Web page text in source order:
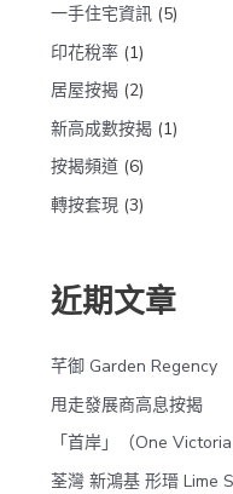
:一手住宅資訊(5)
印花稅率(1)
居屋按揭(2)
新高成數按揭(1)
按揭頻道(6)
轉按套現(3)
近期文章
芊御 Garden Regency
甩走發展商高息按揭
「首岸」（One Victoria
荃灣 新鴻基 形瑨 Lime